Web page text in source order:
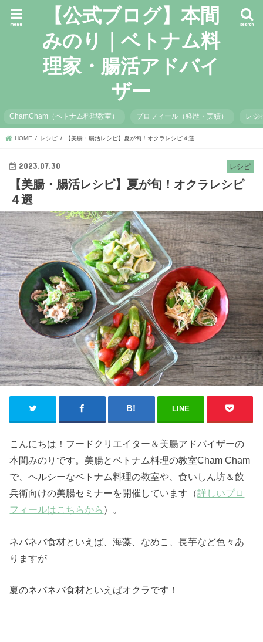
【公式ブログ】本間
みのり｜ベトナム料
理家・腸活アドバイ
ザー
search
menu
ChamCham（ベトナム料理教室） プロフィール（経歴・実績） レシ
HOME レシピ 【美腸・腸活レシピ】夏が旬！オクラレシピ４選
レシピ
2023.07.30
【美腸・腸活レシピ】夏が旬！オクラレシピ
４選
LINE
こんにちは！フードクリエイター＆美腸アドバイザーの
本間みのりです。美腸とベトナム料理の教室Cham Cham
で、ヘルシーなベトナム料理の教室や、食いしん坊＆飲
兵衛向けの美腸セミナーを開催しています（詳しいプロ
フィールはこちらから ）。
ネバネバ食材といえば、海藻、なめこ、長芋など色々あ
りますが
夏のネバネバ食材といえばオクラです！